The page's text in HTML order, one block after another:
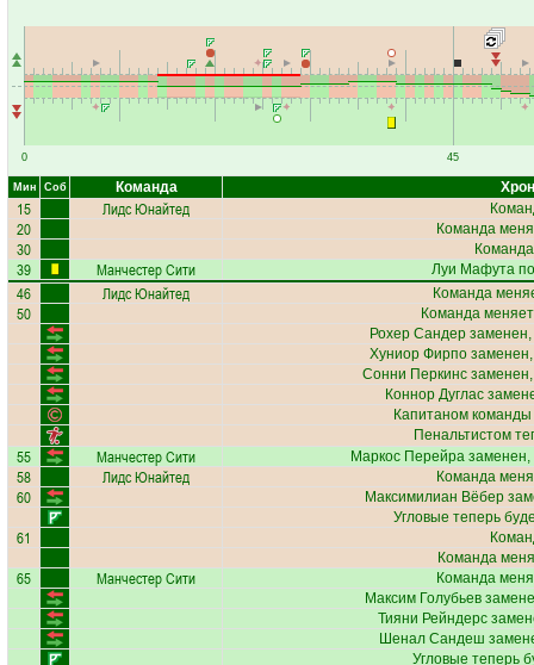
0 45
Мин Соб Команда
15 Лидс Юнайтед
20 Команда
30
39 Манчестер Сити Луи Мафута
46 Лидс Юнайтед Команда
50
Команда
Рохер Сандерзаменен,
Хуниор Фирпо
Сонни Перкинс
Коннор Дуглас
Капитаном
Пенальтистом
55 Манчестер Сити Маркос Перейразаменен,
58 Лидс Юнайтед Команда
60 Максимилиан Вёбер
Угловые теперь
61
Команда
65 Манчестер Сити
Команда
Максим Голубьев
Тияни Рейндерс
Шенал Сандеш
Угловые теперь